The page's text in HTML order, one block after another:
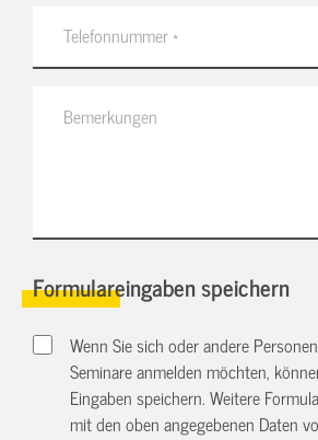
Formulareingaben speichern
Wenn Sie sich oder andere
Seminare anmelden möchten,
Eingaben speichern. Weitere
mit den oben angegebenen Daten